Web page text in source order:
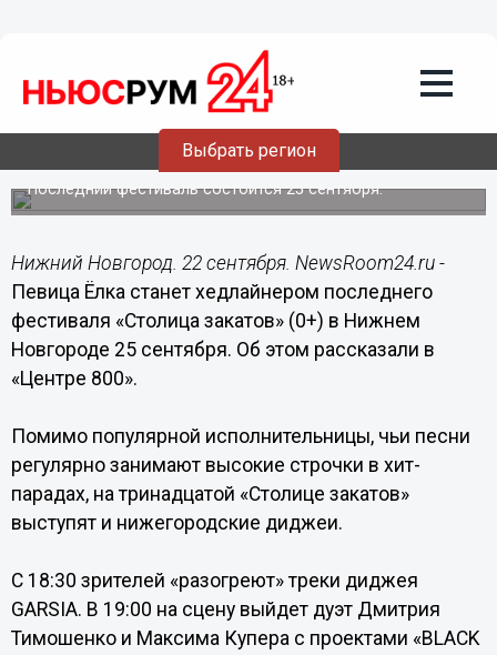
Выбрать регион
Певица Ёлка выступит на финальной
«Столице закатов» в Нижнем
Последний фестиваль состоится 25 сентября.
Нижний Новгород. 22 сентября. NewsRoom24.ru -
Певица Ёлка станет хедлайнером последнего
фестиваля «Столица закатов» (0+) в Нижнем
Новгороде 25 сентября. Об этом рассказали в
«Центре 800».
Помимо популярной исполнительницы, чьи песни
регулярно занимают высокие строчки в хит-
парадах, на тринадцатой «Столице закатов»
выступят и нижегородские диджеи.
С 18:30 зрителей «разогреют» треки диджея
GARSIA. В 19:00 на сцену выйдет дуэт Дмитрия
Тимошенко и Максима Купера с проектами «BLACK